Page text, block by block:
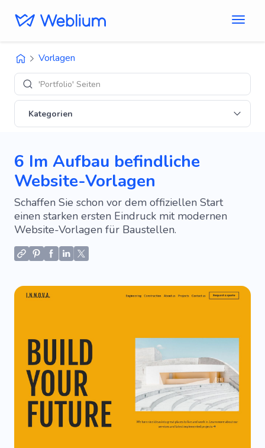
Vorlagen
'Portfolio' Seiten
Kategorien
6 Im Aufbau befindliche
Website-Vorlagen
Schaffen Sie schon vor dem offiziellen Start
einen starken ersten Eindruck mit modernen
Website-Vorlagen für Baustellen.